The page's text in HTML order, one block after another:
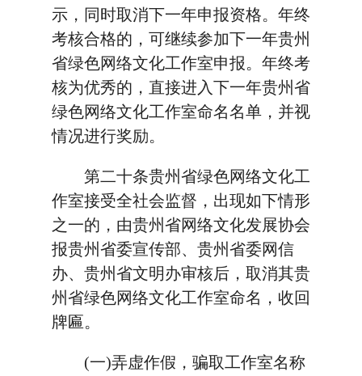
示，同时取消下一年申报资格。年终
考核合格的，可继续参加下一年贵州
省绿色网络文化工作室申报。年终考
核为优秀的，直接进入下一年贵州省
绿色网络文化工作室命名名单，并视
情况进行奖励。
第二十条贵州省绿色网络文化工
作室接受全社会监督，出现如下情形
之一的，由贵州省网络文化发展协会
报贵州省委宣传部、贵州省委网信
办、贵州省文明办审核后，取消其贵
州省绿色网络文化工作室命名，收回
牌匾。
(一)弄虚作假，骗取工作室名称